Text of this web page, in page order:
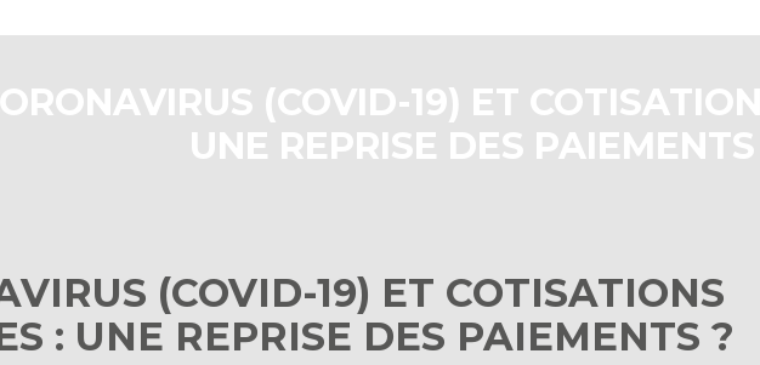
(COVID-19) ET
UNE REPRISE DES
(COVID-19) ET COTISATIONS
: UNE REPRISE DES PAIEMENTS ?